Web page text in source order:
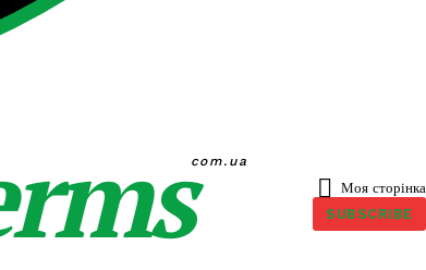
com.ua
Моя сторінка
SUBSCRIBE